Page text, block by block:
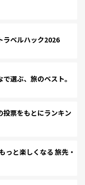
ベルハック2026
選ぶ、旅のベスト。
票をもとにランキン
と楽しくなる 旅先・